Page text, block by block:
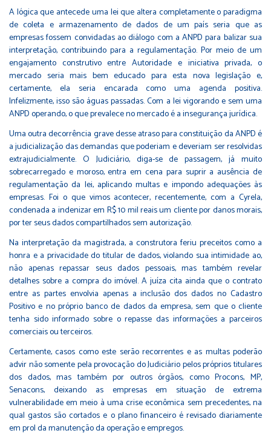
A lógica que antecede uma lei que altera completamente o paradigma
de coleta e armazenamento de dados de um país seria que as
empresas fossem convidadas ao diálogo com a ANPD para balizar sua
interpretação, contribuindo para a regulamentação. Por meio de um
engajamento construtivo entre Autoridade e iniciativa privada, o
mercado seria mais bem educado para esta nova legislação e,
certamente, ela seria encarada como uma agenda positiva.
Infelizmente, isso são águas passadas. Com a lei vigorando e sem uma
ANPD operando, o que prevalece no mercado é a insegurança jurídica.
Uma outra decorrência grave desse atraso para constituição da ANPD é
a judicialização das demandas que poderiam e deveriam ser resolvidas
extrajudicialmente. O Judiciário, diga-se de passagem, já muito
sobrecarregado e moroso, entra em cena para suprir a ausência de
regulamentação da lei, aplicando multas e impondo adequações às
empresas. Foi o que vimos acontecer, recentemente, com a Cyrela,
condenada a indenizar em R$ 10 mil reais um cliente por danos morais,
por ter seus dados compartilhados sem autorização.
Na interpretação da magistrada, a construtora feriu preceitos como a
honra e a privacidade do titular de dados, violando sua intimidade ao,
não apenas repassar seus dados pessoais, mas também revelar
detalhes sobre a compra do imóvel. A juíza cita ainda que o contrato
entre as partes envolvia apenas a inclusão dos dados no Cadastro
Positivo e no próprio banco de dados da empresa, sem que o cliente
tenha sido informado sobre o repasse das informações a parceiros
comerciais ou terceiros.
Certamente, casos como este serão recorrentes e as multas poderão
advir não somente pela provocação do Judiciário pelos próprios titulares
dos dados, mas também por outros órgãos, como Procons, MP,
Senacons, deixando as empresas em situação de extrema
vulnerabilidade em meio à uma crise econômica sem precedentes, na
qual gastos são cortados e o plano financeiro é revisado diariamente
em prol da manutenção da operação e empregos.